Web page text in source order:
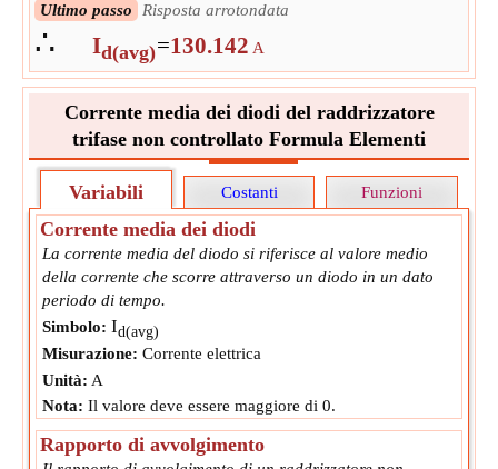
Ultimo passo Risposta arrotondata
∴ Id(avg)=130.142 A
Corrente media dei diodi del raddrizzatore
trifase non controllato Formula Elementi
Variabili Costanti Funzioni
Corrente media dei diodi
La corrente media del diodo si riferisce al valore medio
della corrente che scorre attraverso un diodo in un dato
periodo di tempo.
Simbolo: Id(avg)
Misurazione: Corrente elettrica
Unità: A
Nota: Il valore deve essere maggiore di 0.
Rapporto di avvolgimento